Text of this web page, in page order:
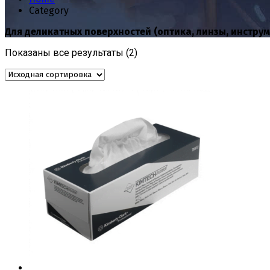
Category
Для деликатных поверхностей (оптика, линзы,
Показаны все результаты (2)